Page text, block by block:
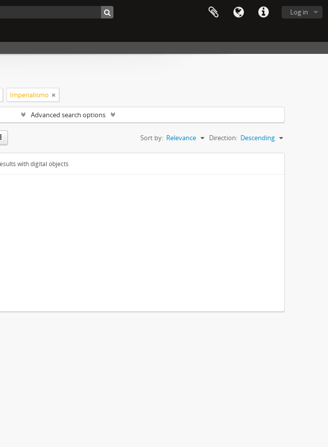
Log in
Imperialismo
Advanced search options
Sort by: Relevance Direction: Descending
with digital objects